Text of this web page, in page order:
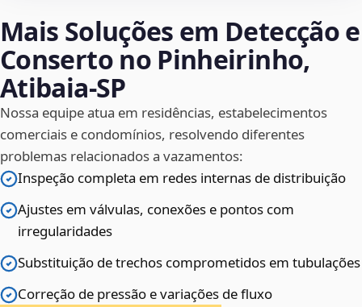
Mais Soluções em Detecção e
Conserto no Pinheirinho,
Atibaia‑SP
Nossa equipe atua em residências, estabelecimentos
comerciais e condomínios, resolvendo diferentes
problemas relacionados a vazamentos:
Inspeção completa em redes internas de distribuição
Ajustes em válvulas, conexões e pontos com
irregularidades
Substituição de trechos comprometidos em tubulações
Correção de pressão e variações de fluxo